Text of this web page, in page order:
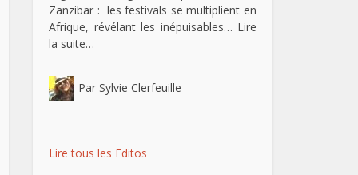
Zanzibar : les festivals se multiplient en
Afrique, révélant les inépuisables… Lire
la suite…
Par Sylvie Clerfeuille
Lire tous les Editos